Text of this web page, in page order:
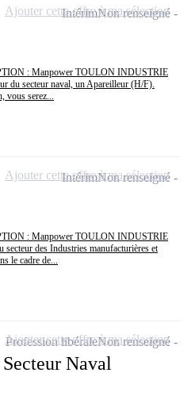
: Manpower TOULON INDUSTRIE
du secteur naval, un Apareilleur (H/F).
vous serez...
IntérimNon renseigné
Ajouter cette offre à ma sélection
: Manpower TOULON INDUSTRIE
secteur des Industries manufacturières et
le cadre de...
IntérimNon renseigné
Ajouter cette offre à ma sélection
Naval
Profession libéraleNon renseigné
Ajouter cette offre à ma sélection